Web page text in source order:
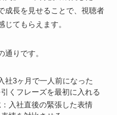
成長を見せることで、視聴者
てもらえます。
りです。
社3ヶ月で一人前になった
くフレーズを最初に入れる
：入社直後の緊張した表情